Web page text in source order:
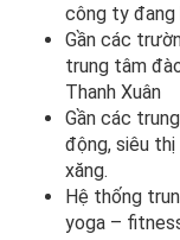
công ty đang
Gần các
trung tâm
Thanh Xuân
Gần các
động, siêu thị
xăng.
Hệ thống
yoga –